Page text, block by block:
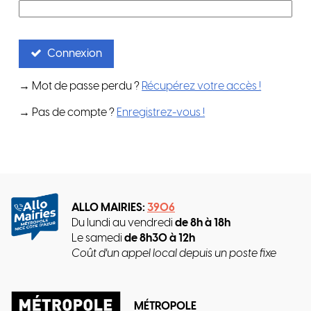
Connexion
→ Mot de passe perdu ? Récupérez votre accès !
→ Pas de compte ? Enregistrez-vous !
ALLO MAIRIES: 3906
Du lundi au vendredi de 8h à 18h
Le samedi de 8h30 à 12h
Coût d'un appel local depuis un poste fixe
MÉTROPOLE